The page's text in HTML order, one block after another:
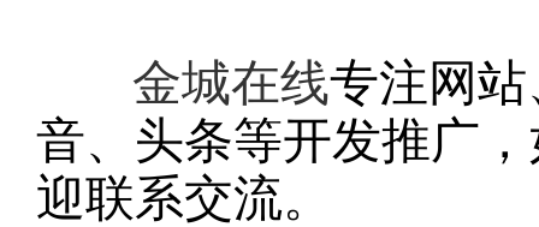
金城在线专注网
音、头条等开发推广
迎联系交流。